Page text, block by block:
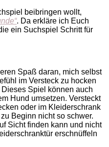
beibringen wollt,
. Da erkläre ich Euch
ein Suchspiel Schritt für
Spaß daran, mich selbst
im Versteck zu hocken
Spiel können auch
Hund umsetzen. Versteckt
oder im Kleiderschrank
Beginn nicht so schwer.
Sicht finden kann und nicht
erschnüffeln